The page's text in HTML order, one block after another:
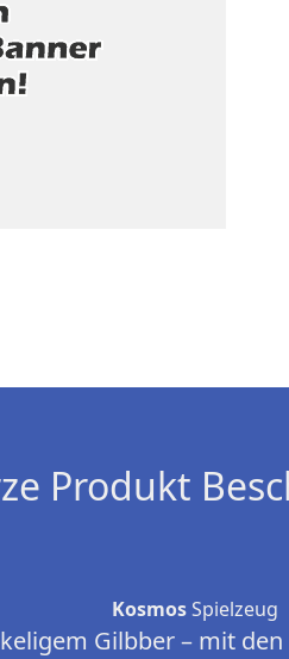
Produkt
KosmosSpielzeug
Gilbber – mit